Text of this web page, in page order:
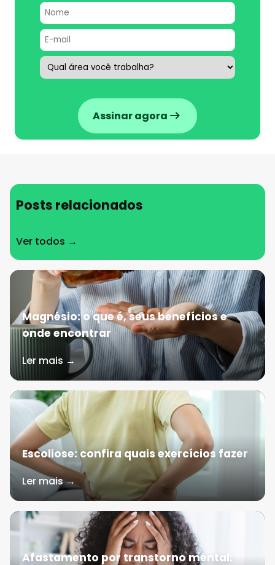
Assinar agora
Posts relacionados
Ver todos →
Magnésio: o que é, seus benefícios e
onde encontrar
Ler mais →
Escoliose: confira quais exercícios fazer
Ler mais →
Afastamento por transtorno mental: